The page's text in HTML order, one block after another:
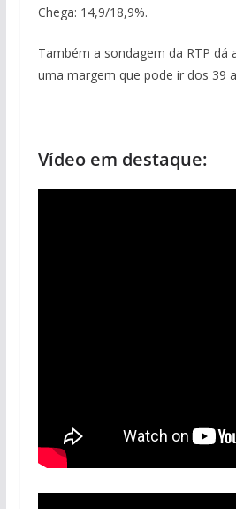
Chega: 14,9/18,9%.
Também a sondagem da RTP dá
uma margem que pode ir dos 39
Vídeo em destaque: